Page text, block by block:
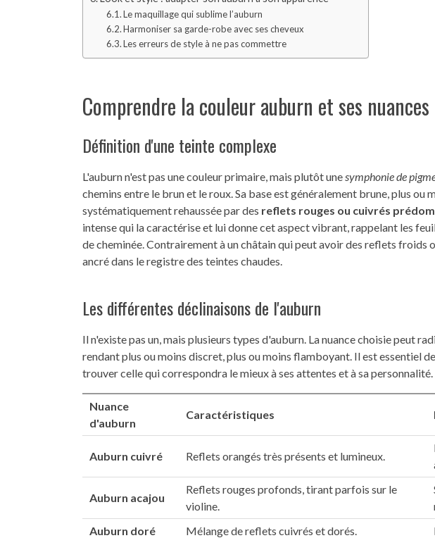
Le maquillage qui sublime l’auburn
Harmoniser sa garde-robe avec ses cheveux
Les erreurs de style à ne pas commettre
Comprendre la couleur auburn et ses nuances
Définition d'une teinte complexe
L'auburn n'est pas une couleur primaire, mais plutôt une symphonie de
chemins entre le brun et le roux. Sa base est généralement brune, plus ou
systématiquement rehaussée par des reflets rouges ou cuivrés
intense qui la caractérise et lui donne cet aspect vibrant, rappelant les
de cheminée. Contrairement à un châtain qui peut avoir des reflets froids
ancré dans le registre des teintes chaudes.
Les différentes déclinaisons de l'auburn
Il n'existe pas un, mais plusieurs types d'auburn. La nuance choisie peut
rendant plus ou moins discret, plus ou moins flamboyant. Il est essentiel
trouver celle qui correspondra le mieux à ses attentes et à sa personnalité.
Nuance
d'auburn
Caractéristiques
Auburn cuivré Reflets orangés très présents et lumineux.
Auburn acajou
Reflets rouges profonds, tirant parfois sur le
violine.
Auburn doré
Mélange de reflets cuivrés et dorés.